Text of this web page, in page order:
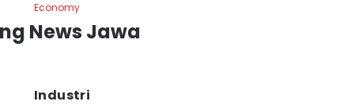
Economy
News Jawa
Industri